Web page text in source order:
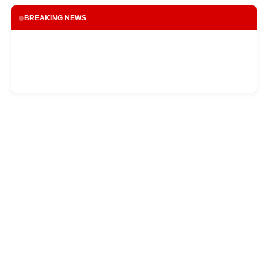
BREAKING NEWS